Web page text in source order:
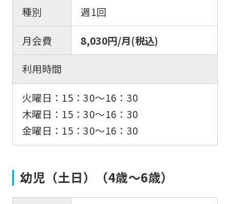
種別
週1回
月会費
8,030円/月(税込)
利用時間
火曜日：15：30〜16：30
木曜日：15：30〜16：30
金曜日：15：30〜16：30
幼児（土日）（4歳〜6歳）